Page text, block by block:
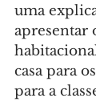
uma
apresentar
casa para
para a